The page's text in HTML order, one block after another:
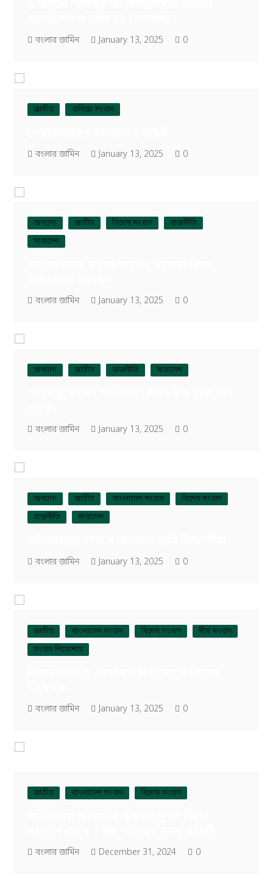
বংলার জামিন January 13, 2025 0
জাতীয় বাণিজ্য সংবাদ
বংলার জামিন January 13, 2025 0
অন্যান্য জাতীয় বিশেষ সংবাদ
রাজনীতি
সারাদেশ
বংলার জামিন January 13, 2025 0
অন্যান্য জাতীয় রাজনীতি সারাদেশ
বংলার জামিন January 13, 2025 0
অন্যান্য জাতীয় বাংলাদেশ সংবাদ
বিশেষ সংবাদ
রাজনীতি
সারাদেশ
বংলার জামিন January 13, 2025 0
জাতীয় বাংলাদেশ সংবাদ বিশেষ সংবাদ
শীর্ষ সংবাদ
সংবাদ শিরোনাম
বংলার জামিন January 13, 2025 0
জাতীয় বাংলাদেশ সংবাদ বিশেষ সংবাদ
বংলার জামিন December 31, 2024 0